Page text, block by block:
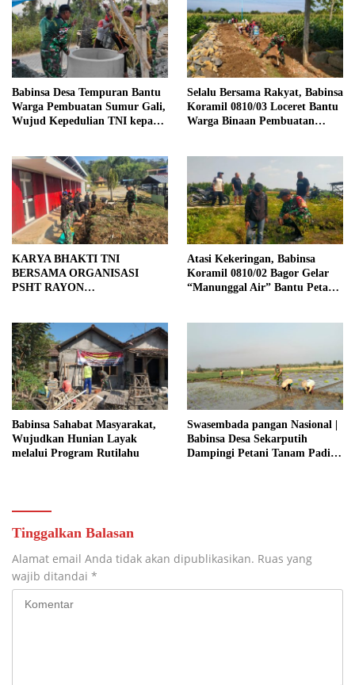
Babinsa Desa Tempuran Bantu
Warga Pembuatan Sumur Gali,
Wujud Kepedulian TNI kepada
Selalu Bersama Rakyat, Babinsa
Koramil 0810/03 Loceret Bantu
Warga Binaan Pembuatan
KARYA BHAKTI TNI
BERSAMA ORGANISASI
PSHT RAYON
ROYONG DAN
KEMANUNGGALAN TNI-
RAKYAT
Atasi Kekeringan, Babinsa
Koramil 0810/02 Bagor Gelar
“Manunggal Air” Bantu Petani
Babinsa Sahabat Masyarakat,
Wujudkan Hunian Layak
melalui Program Rutilahu
Swasembada pangan Nasional |
Babinsa Desa Sekarputih
Dampingi Petani Tanam Padi,
Tinggalkan Balasan
Alamat email Anda tidak akan dipublikasikan. Ruas yang
wajib ditandai *